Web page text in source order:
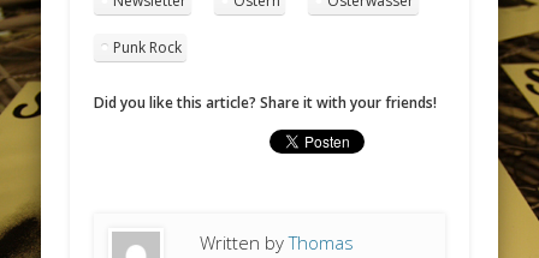
Punk Rock
Did you like this article? Share it with your friends!
Written byThomas